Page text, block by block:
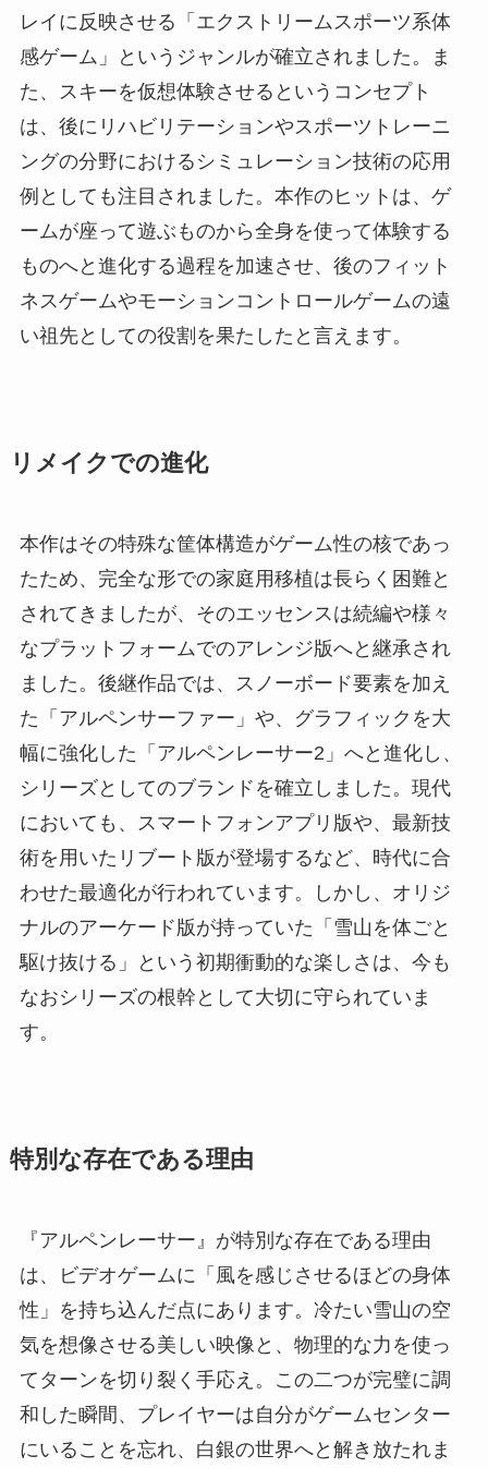
レイに反映させる「エクストリームスポーツ系体
感ゲーム」というジャンルが確立されました。ま
た、スキーを仮想体験させるというコンセプト
は、後にリハビリテーションやスポーツトレーニ
ングの分野におけるシミュレーション技術の応用
例としても注目されました。本作のヒットは、ゲ
ームが座って遊ぶものから全身を使って体験する
ものへと進化する過程を加速させ、後のフィット
ネスゲームやモーションコントロールゲームの遠
い祖先としての役割を果たしたと言えます。
リメイクでの進化
本作はその特殊な筐体構造がゲーム性の核であっ
たため、完全な形での家庭用移植は長らく困難と
されてきましたが、そのエッセンスは続編や様々
なプラットフォームでのアレンジ版へと継承され
ました。後継作品では、スノーボード要素を加え
た「アルペンサーファー」や、グラフィックを大
幅に強化した「アルペンレーサー2」へと進化し、
シリーズとしてのブランドを確立しました。現代
においても、スマートフォンアプリ版や、最新技
術を用いたリブート版が登場するなど、時代に合
わせた最適化が行われています。しかし、オリジ
ナルのアーケード版が持っていた「雪山を体ごと
駆け抜ける」という初期衝動的な楽しさは、今も
なおシリーズの根幹として大切に守られていま
す。
特別な存在である理由
『アルペンレーサー』が特別な存在である理由
は、ビデオゲームに「風を感じさせるほどの身体
性」を持ち込んだ点にあります。冷たい雪山の空
気を想像させる美しい映像と、物理的な力を使っ
てターンを切り裂く手応え。この二つが完璧に調
和した瞬間、プレイヤーは自分がゲームセンター
にいることを忘れ、白銀の世界へと解き放たれま